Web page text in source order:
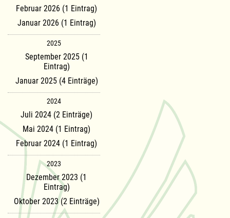
Februar 2026 (1 Eintrag)
Januar 2026 (1 Eintrag)
2025
September 2025 (1
Eintrag)
Januar 2025 (4 Einträge)
2024
Juli 2024 (2 Einträge)
Mai 2024 (1 Eintrag)
Februar 2024 (1 Eintrag)
2023
Dezember 2023 (1
Eintrag)
Oktober 2023 (2 Einträge)